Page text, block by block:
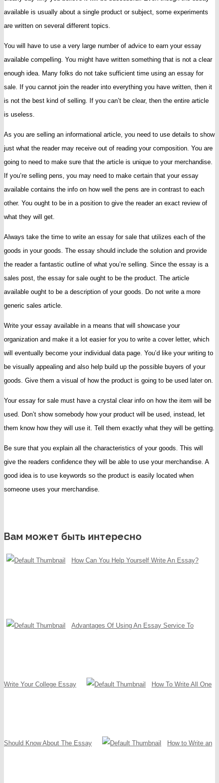
a
available is usually about a single product or subject, some experiments
are written on several different topics.
You will have to use a very large number of advice to earn your essay
available compelling. You might have written something that is not a clear
enough idea. Many folks do not take sufficient time using an essay for
sale. If you cannot join the reader into everything you have written, then it
is not the best kind of selling. If you can’t be clear, then the entire article
is useless.
As you are selling an informational article, you need to use details to show
just what the reader may receive out of reading your composition. You are
going to need to make sure that the article is unique to your merchandise.
If you’re selling pens, you may need to make certain that your essay
available contains the info on how well the pens are in contrast to each
other. You ought to be in a position to give the reader an exact review of
what they will get.
Always take the time to write an essay for sale that utilizes each of the
goods in your goods. The essay should include the solution and provide
the reader a fantastic outline of what you’re selling. Since the essay is a
sales post, the essay for sale ought to be the product. The article
available ought to be a description of your goods. Do not write a more
generic sales article.
Write your essay available in a means that will showcase your
organization and make it a lot easier for you to write a cover letter, which
will eventually become your individual data page. You’d like your writing to
be visually appealing and also help build up the possible buyers of your
goods. Give them a visual of how the product is going to be used later on.
Your essay for sale must have a crystal clear info on how the item will be
used. Don’t show somebody how your product will be used, instead, let
them know how they will use it. Tell them exactly what they will be getting.
Be sure that you explain all the characteristics of your goods. This will
give the readers confidence they will be able to use your merchandise. A
good idea is to use keywords so the product is easily located when
someone uses your merchandise.
Вам может быть интересно
How Can You Help Yourself Write An Essay?
Advantages Of Using An Essay Service To
Write Your College Essay How To Write All One
Should Know About The Essay How to Write an